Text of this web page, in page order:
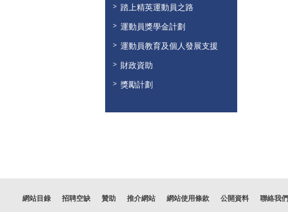
踏上精英運動員之路
運動員獎學金計劃
運動員教育及個人發展支援
財政資助
獎勵計劃
網站目錄 招聘空缺 贊助 推介網站 網站使用條款 公開資料 聯絡我們